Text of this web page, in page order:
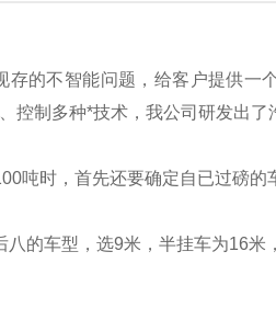
存的不智能问题，给客户提供一
制多种*技术，我公司研发出了
吨时，首先还要确定自已过磅的
的车型，选9米，半挂车为16米